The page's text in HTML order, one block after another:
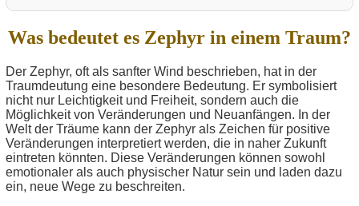
Was bedeutet es Zephyr in einem Traum?
Der Zephyr, oft als sanfter Wind beschrieben, hat in der
Traumdeutung eine besondere Bedeutung. Er symbolisiert
nicht nur Leichtigkeit und Freiheit, sondern auch die
Möglichkeit von Veränderungen und Neuanfängen. In der
Welt der Träume kann der Zephyr als Zeichen für positive
Veränderungen interpretiert werden, die in naher Zukunft
eintreten könnten. Diese Veränderungen können sowohl
emotionaler als auch physischer Natur sein und laden dazu
ein, neue Wege zu beschreiten.